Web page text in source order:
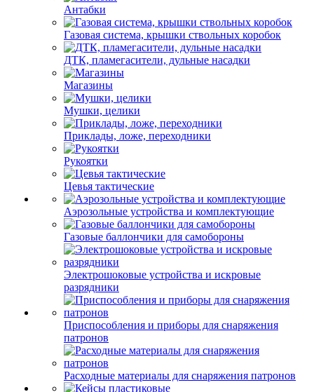
Антабки
Газовая система, крышки ствольных коробок
ДТК, пламегасители, дульные насадки
Магазины
Мушки, целики
Приклады, ложе, переходники
Рукоятки
Цевья тактические
Аэрозольные устройства и комплектующие
Газовые баллончики для самобороны
Электрошоковые устройства и искровые
разрядники
Приспособления и приборы для снаряжения
патронов
Расходные материалы для снаряжения патронов